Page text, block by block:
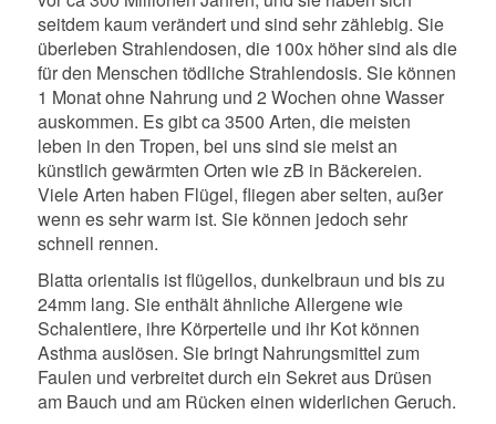
seitdem kaum verändert und sind sehr zählebig. Sie
überleben Strahlendosen, die 100x höher sind als die
für den Menschen tödliche Strahlendosis. Sie können
1 Monat ohne Nahrung und 2 Wochen ohne Wasser
auskommen. Es gibt ca 3500 Arten, die meisten
leben in den Tropen, bei uns sind sie meist an
künstlich gewärmten Orten wie zB in Bäckereien.
Viele Arten haben Flügel, fliegen aber selten, außer
wenn es sehr warm ist. Sie können jedoch sehr
schnell rennen.
Blatta orientalis ist flügellos, dunkelbraun und bis zu
24mm lang. Sie enthält ähnliche Allergene wie
Schalentiere, ihre Körperteile und ihr Kot können
Asthma auslösen. Sie bringt Nahrungsmittel zum
Faulen und verbreitet durch ein Sekret aus Drüsen
am Bauch und am Rücken einen widerlichen Geruch.